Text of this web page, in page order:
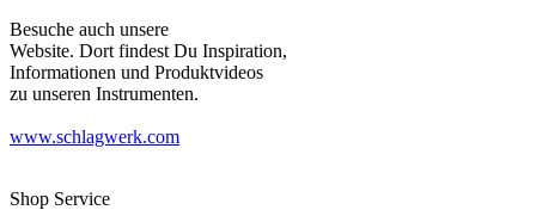
Besuche auch unsere
Website. Dort findest Du Inspiration,
Informationen und Produktvideos
zu unseren Instrumenten.
www.schlagwerk.com
Shop Service